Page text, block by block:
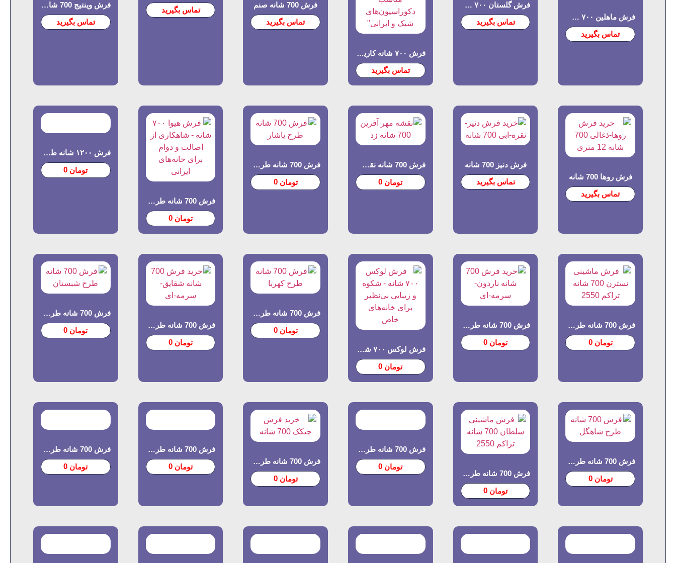
فرش ماهلین ۷۰۰ شانه برجسته
تماس بگیرید
فرش گلستان ۷۰۰ شانه – اصالت و زیبایی در هر گره
تماس بگیرید
فرش ۷۰۰ شانه کارینا – ظرافت و کیفیت بی‌نظیر ایرانی
تماس بگیرید
فرش 700 شانه صنم
تماس بگیرید
تماس بگیرید
فرش وینتیج 700 شانه طرح ستاره
تماس بگیرید
فرش روها 700 شانه
تماس بگیرید
فرش دنیز 700 شانه
تماس بگیرید
فرش 700 شانه نقشه مهر آفرین
تومان
فرش 700 شانه طرح یاشار
تومان 0
فرش 700 شانه طرح هیوا
تومان
فرش ۱۲۰۰ شانه طرح Holiday | انتخابی خاص برای سلیقه‌های مدرن
تومان
فرش 700 شانه طرح نسترن
تومان 0
فرش 700 شانه طرح ناردون
تومان
فرش لوکس ۷۰۰ شانه – شکوه و زیبایی بی‌نظیر برای خانه‌های خاص
تومان
فرش 700 شانه طرح کهربا
تومان 0
فرش 700 شانه طرح شقایق
تومان
فرش 700 شانه طرح شبستان
تومان
فرش 700 شانه طرح شاهگل
تومان 0
فرش 700 شانه طرح سلطان
تومان
فرش 700 شانه طرح دیبا
تومان
فرش 700 شانه طرح چیچک
تومان 0
فرش 700 شانه طرح پانیذ
تومان
فرش 700 شانه طرح باغ ارم
تومان